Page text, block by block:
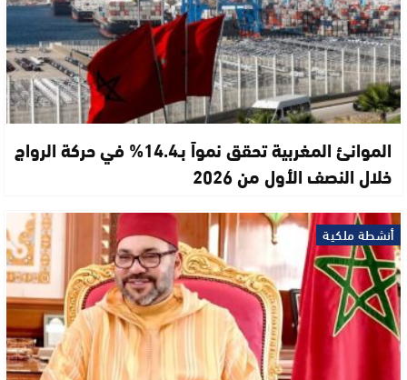
الموانئ المغربية تحقق نمواً بـ14.4% في حركة الرواج
خلال النصف الأول من 2026
أنشطة ملكية